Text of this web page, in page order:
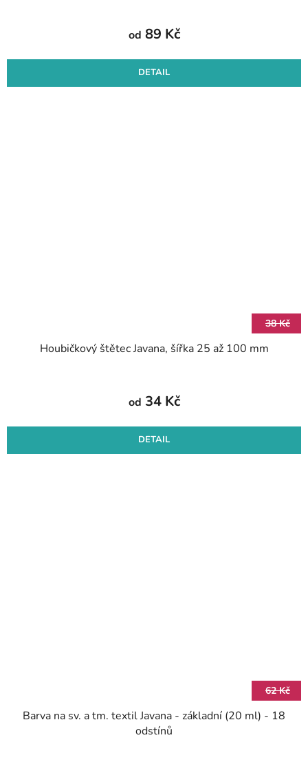
od 89 Kč
DETAIL
38 Kč
Houbičkový štětec Javana, šířka 25 až 100 mm
od 34 Kč
DETAIL
62 Kč
Barva na sv. a tm. textil Javana - základní (20 ml) - 18
odstínů